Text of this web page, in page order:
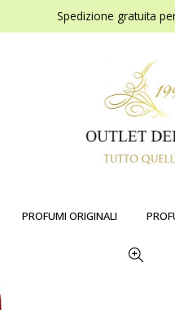
Spedizione gratuita
PROFUMI ORIGINALI